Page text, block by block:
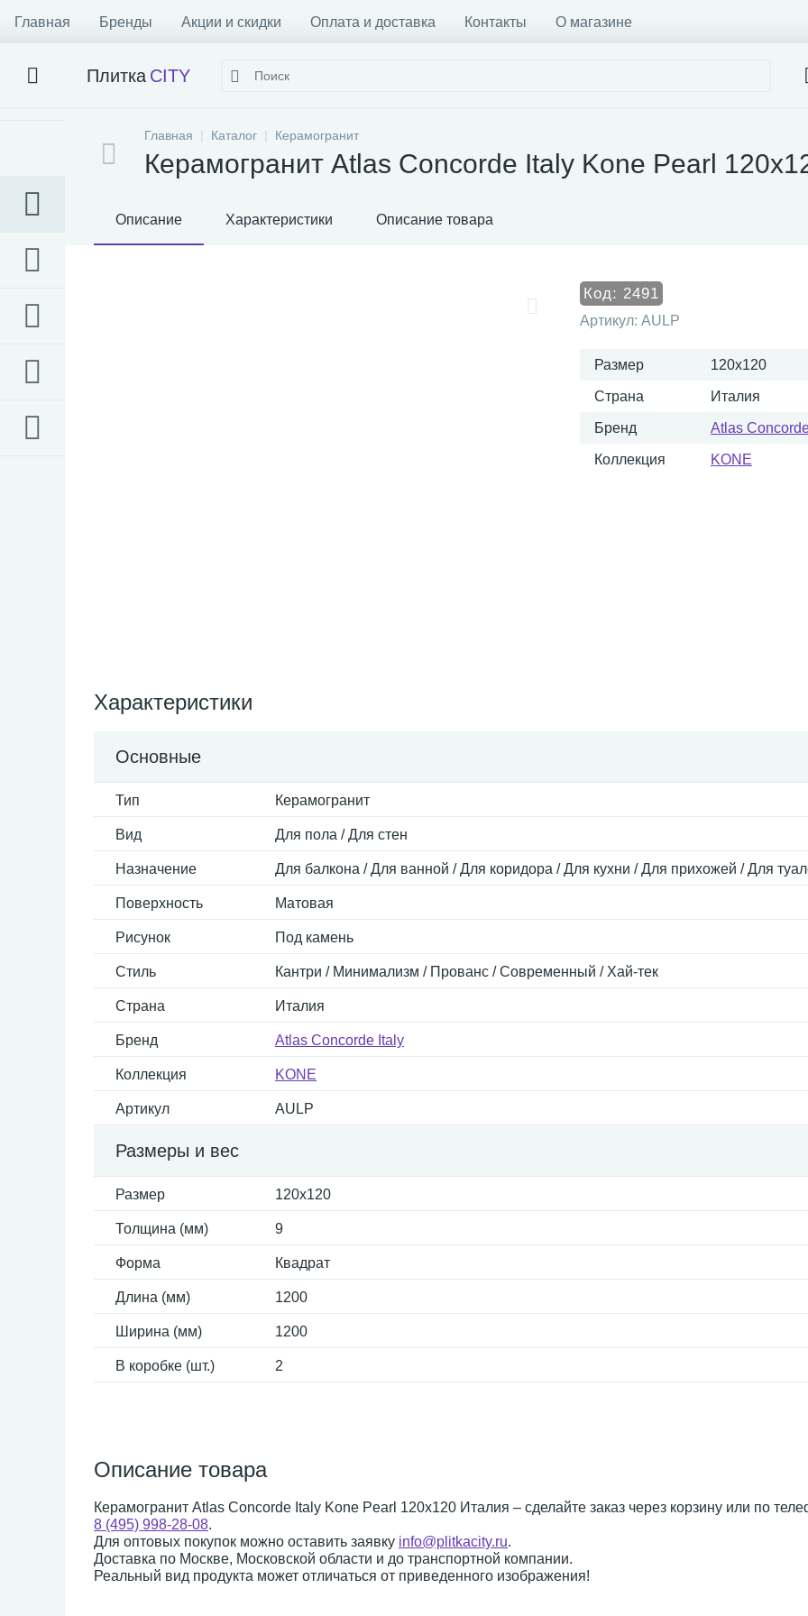
Главная Бренды Акции и скидки Оплата и доставка Контакты О магазине
Плитка CITY
Главная Каталог Керамогранит
Керамогранит Atlas Concorde Italy Kone Pearl
Описание Характеристики Описание товара
Код: 2491
Артикул: AULP
Размер 120x120
Страна Италия
Бренд Atlas
Коллекция KONE
Характеристики
Основные
Тип Керамогранит
Вид Для пола / Для стен
Назначение Для балкона / Для ванной / Для коридора / Для кухни / Для прихожей / Для
Поверхность Матовая
Рисунок Под камень
Стиль Кантри / Минимализм / Прованс / Современный / Хай-тек
Страна Италия
Бренд Atlas Concorde Italy
Коллекция KONE
Артикул AULP
Размеры и вес
Размер 120x120
Толщина (мм) 9
Форма Квадрат
Длина (мм) 1200
Ширина (мм) 1200
В коробке (шт.) 2
Описание товара
Керамогранит Atlas Concorde Italy Kone Pearl 120x120 Италия – сделайте заказ через корзину или по
8 (495) 998-28-08.
Для оптовых покупок можно оставить заявку info@plitkacity.ru.
Доставка по Москве, Московской области и до транспортной компании.
Реальный вид продукта может отличаться от приведенного изображения!